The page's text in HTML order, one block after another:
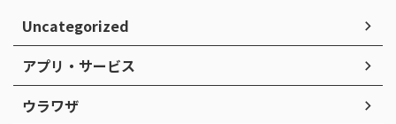
Uncategorized
アプリ・サービス
ウラワザ